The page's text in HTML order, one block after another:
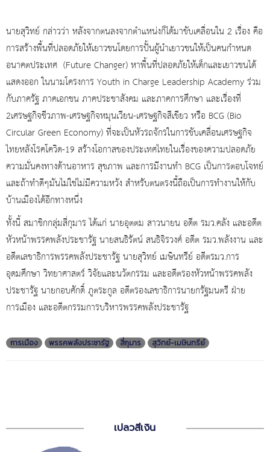
นายสุวิทย์ กล่าวว่า หลังจากตนลงจากตำแหน่งก็ได้มาขับเคลื่อนใน 2 เรื่อง คือ
การสร้างพื้นที่ปลอดภัยให้เยาวชนโดยการปั้นผู้นำเยาวชนให้เป็นคนกำหนด
อนาคตประเทศ (Future Changer) หาพื้นที่ปลอดภัยให้เด็กและเยาวชนได้
แสดงออก ในนามโครงการ Youth in Charge Leadership Academy ร่วม
กับภาครัฐ ภาคเอกชน ภาคประชาสังคม และภาคการศึกษา และเรื่องที่
2เศรษฐกิจชีวภาพ-เศรษฐกิจหมุนเวียน-เศรษฐกิจสีเขียว หรือ BCG (Bio
Circular Green Economy) ที่จะเป็นหัวรถจักรในการขับเคลื่อนเศรษฐกิจ
ไทยหลังโรคโควิด-19 สร้างโอกาสของประเทศไทยในเรื่องของความปลอดภัย
ความมั่นคงทางด้านอาหาร สุขภาพ และการมีงานทำ BCG เป็นการตอบโจทย์
และถ้าทำดีๆมันไม่ใช่ไม่มีความหวัง สำหรับตนตรงนี้ถือเป็นการทำงานให้กับ
บ้านเมืองได้อีกทางหนึ่ง
ทั้งนี้ สมาชิกกลุ่มสี่กุมาร ได้แก่ นายอุตตม สาวนายน อดีต รมว.คลัง และอดีต
หัวหน้าพรรคพลังประชารัฐ นายสนธิรัตน์ สนธิจิรวงศ์ อดีต รมว.พลังงาน และ
อดีตเลขาธิการพรรคพลังประชารัฐ นายสุวิทย์ เมษินทรีย์ อดีตรมว.การ
อุดมศึกษา วิทยาศาสตร์ วิจัยและนวัตกรรม และอดีตรองหัวหน้าพรรคพลัง
ประชารัฐ นายกอบศักดิ์ ภูตระกูล อดีตรองเลขาธิการนายกรัฐมนตรี ฝ่าย
การเมือง และอดีตกรรมการบริหารพรรคพลังประชารัฐ
การเมือง พรรคพลังประชารัฐ สี่กุมาร สุวิทย์-เมษินทรีย์
เปลวสีเงิน